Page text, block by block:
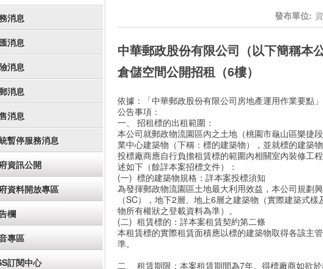
消息
消息
消息
消息
消息
暫停服務消息
資訊公開
資料開放專區
欄
專區
訂閱中心
發布單位:
中華郵政股份有限公司（以下簡稱本
倉儲空間公開招租（6樓）
依據：「中華郵政股份有限公司房地產運用作業要點」
公告事項：
一、 招租標的出租範圍：
本公司就郵政物流園區內之土地（桃園市龜山區樂捷
業中心建築物（下稱：標的建築物），並就標的建築
投標廠商應自行負擔租賃標的範圍內相關室內裝修工
述如下（餘詳本案招標文件）：
(一) 標的建築物規格：詳本案投標須知
為發揮郵政物流園區土地最大利用效益，本公司規劃
（SC），地下2層、地上6層之建築物（實際建築式
物所有權狀之登載資料為準）。
(二) 租賃標的：詳本案租賃契約第二條
本租賃標的實際租賃面積應以標的建築物取得各該主
準。
二、 租賃期限：本案租賃期間為7年。得標廠商如欲